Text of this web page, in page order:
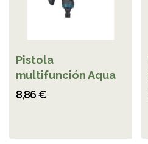
Pistola
multifunción Aqua
8,86 €